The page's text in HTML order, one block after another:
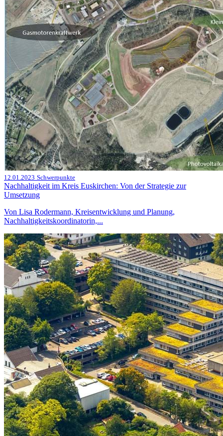
12.01.2023 Schwerpunkte
Nachhaltigkeit im Kreis Euskirchen: Von der Strategie zur
Umsetzung
Von Lisa Rodermann, Kreisentwicklung und Planung,
Nachhaltigkeitskoordinatorin,...